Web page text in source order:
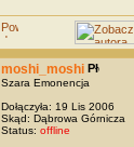
moshi_moshi
Szara Emonencja
Dołączyła: 19 Lis 2006
Skąd: Dąbrowa Górnicza
Status: offline